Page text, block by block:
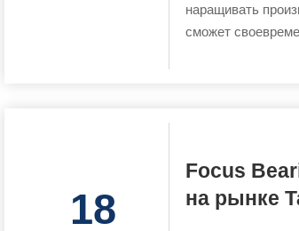
наращивать
сможет
18
Focus
на рынке